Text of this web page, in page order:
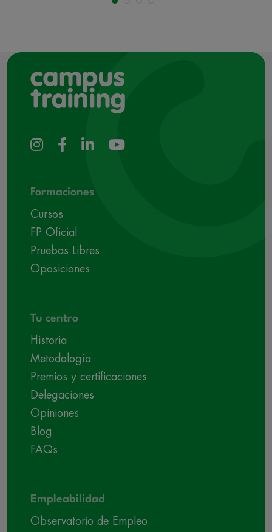
Formaciones
Cursos
FP Oficial
Pruebas Libres
Oposiciones
Tu centro
Historia
Metodología
Premios y certificaciones
Delegaciones
Opiniones
Blog
FAQs
Empleabilidad
Observatorio de Empleo